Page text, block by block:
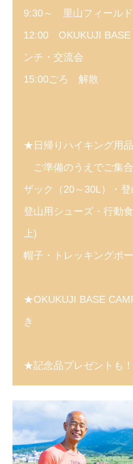
9:30～ 里山フィール
12:00 OKUKUJI BASE
ンチ・交流会
15:00ごろ 解散
★日帰りハイキング用
ご準備のうえでご集
ザック（20～30L）・登
登山用シューズ・行動
上)
帽子・トレッキングポ
★OKUKUJI BASE
き
★記念品プレゼントも！